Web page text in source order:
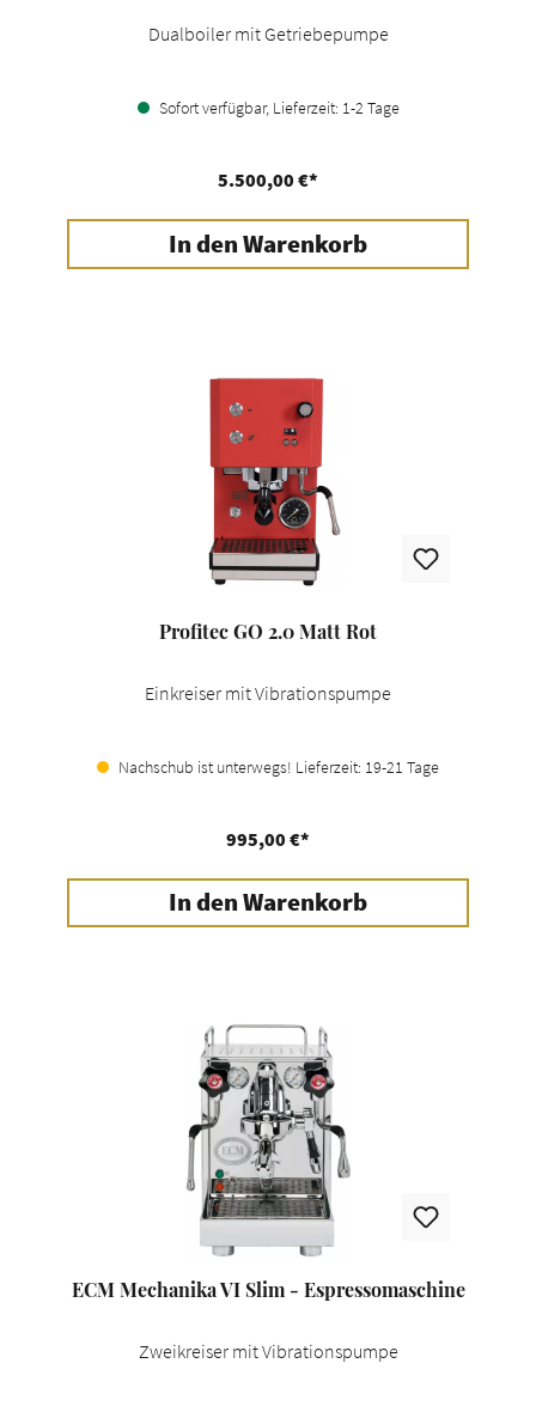
Dualboiler mit Getriebepumpe
Sofort verfügbar, Lieferzeit: 1-2 Tage
5.500,00 €*
In den Warenkorb
Profitec GO 2.0 Matt Rot
Einkreiser mit Vibrationspumpe
Nachschub ist unterwegs! Lieferzeit: 19-21 Tage
995,00 €*
In den Warenkorb
ECM Mechanika VI Slim - Espressomaschine
Zweikreiser mit Vibrationspumpe